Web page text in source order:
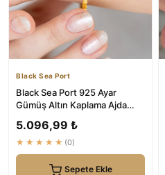
Black Sea Port
Black Sea Port 925 Ayar
Gümüş Altın Kaplama Ajda
5.096,99 ₺
★★★★★ (0)
Sepete Ekle